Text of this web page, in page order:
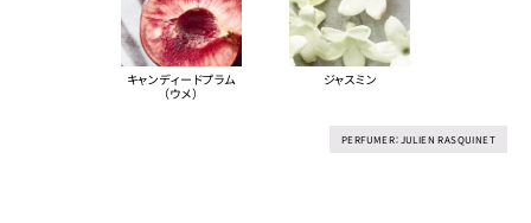
キャンディードプラム
（ウメ）
ジャスミン
PERFUMER：JULIEN RASQUINET